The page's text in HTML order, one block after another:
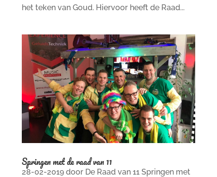
het teken van Goud. Hiervoor heeft de Raad...
Springen met de raad van 11
28-02-2019 door De Raad van 11 Springen met